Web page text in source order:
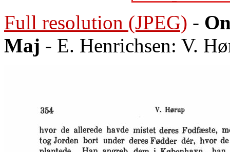
Full resolution (JPEG) -
Maj - E. Henrichsen: V.